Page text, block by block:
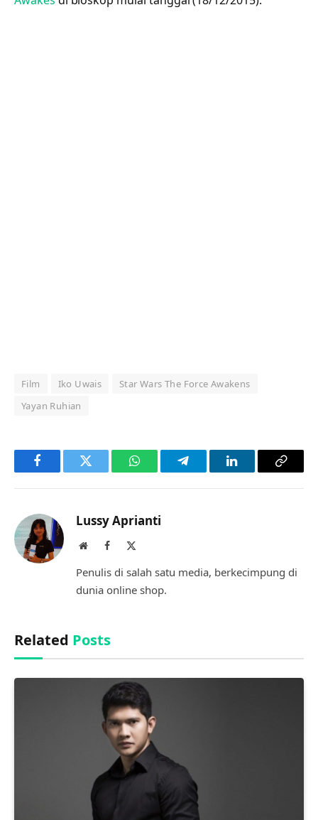
Film Iko Uwais
Star Wars The Force Awakens
Yayan Ruhian
FacebookTwitter WhatsAppTelegramLinkedInCopy
Lussy Aprianti
WebsiteFacebook
Penulis di salah satu media, berkecimpung di
dunia online shop.
Related Posts